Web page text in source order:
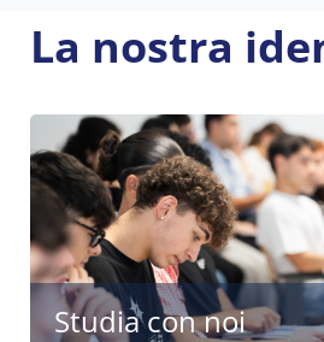
La nostra
Studia con noi